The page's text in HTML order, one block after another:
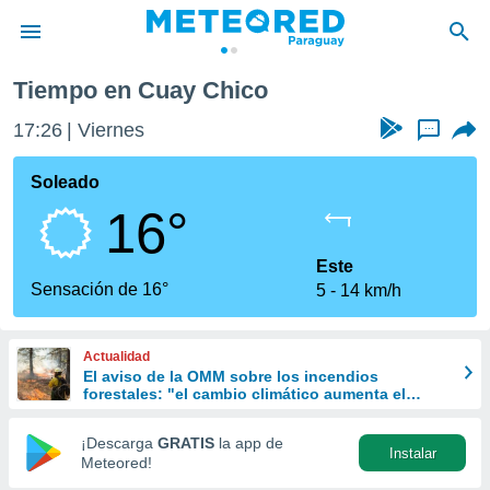
de
ha
calidad.
a este
las
y
forma
digital
basada
Tiempo en Cuay Chico
17:26 Viernes ...
Soleado
16°
Sensación de 16°
Este
5
14 km/h
Actualidad
El aviso de la OMM sobre los incendios
forestales: "el cambio climático aumenta el
¡Descarga GRATIS la app de
Meteored!
Instalar